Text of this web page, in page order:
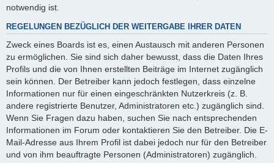
notwendig ist.
REGELUNGEN BEZÜGLICH DER WEITERGABE IHRER DATEN
Zweck eines Boards ist es, einen Austausch mit anderen Personen
zu ermöglichen. Sie sind sich daher bewusst, dass die Daten Ihres
Profils und die von Ihnen erstellten Beiträge im Internet zugänglich
sein können. Der Betreiber kann jedoch festlegen, dass einzelne
Informationen nur für einen eingeschränkten Nutzerkreis (z. B.
andere registrierte Benutzer, Administratoren etc.) zugänglich sind.
Wenn Sie Fragen dazu haben, suchen Sie nach entsprechenden
Informationen im Forum oder kontaktieren Sie den Betreiber. Die E-
Mail-Adresse aus Ihrem Profil ist dabei jedoch nur für den Betreiber
und von ihm beauftragte Personen (Administratoren) zugänglich.